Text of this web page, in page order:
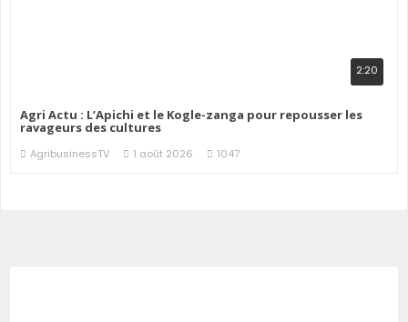
2:20
Agri Actu : L’Apichi et le Kogle-zanga pour repousser les
ravageurs des cultures
AgribusinessTV 1 août 2026 1047